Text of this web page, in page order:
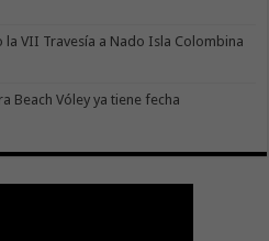
la VII Travesía a Nado Isla Colombina
Beach Vóley ya tiene fecha